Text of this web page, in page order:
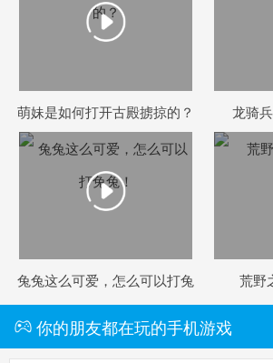
萌妹是如何打开古殿掳掠的？ 龙骑
兔兔这么可爱，怎么可以打兔
荒野
你的朋友都在玩的手机游戏